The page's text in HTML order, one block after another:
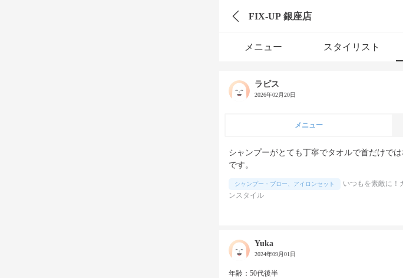
FIX-UP 銀座店
メニュー スタイリスト
ラピス
2026年02月20日
メニュー
シャンプーがとても丁寧でタオルで首だけで
です。
シャンプー・ブロー、アイロンセット
いつもを素敵に！
ンスタイル
Yuka
2024年09月01日
年齢：50代後半